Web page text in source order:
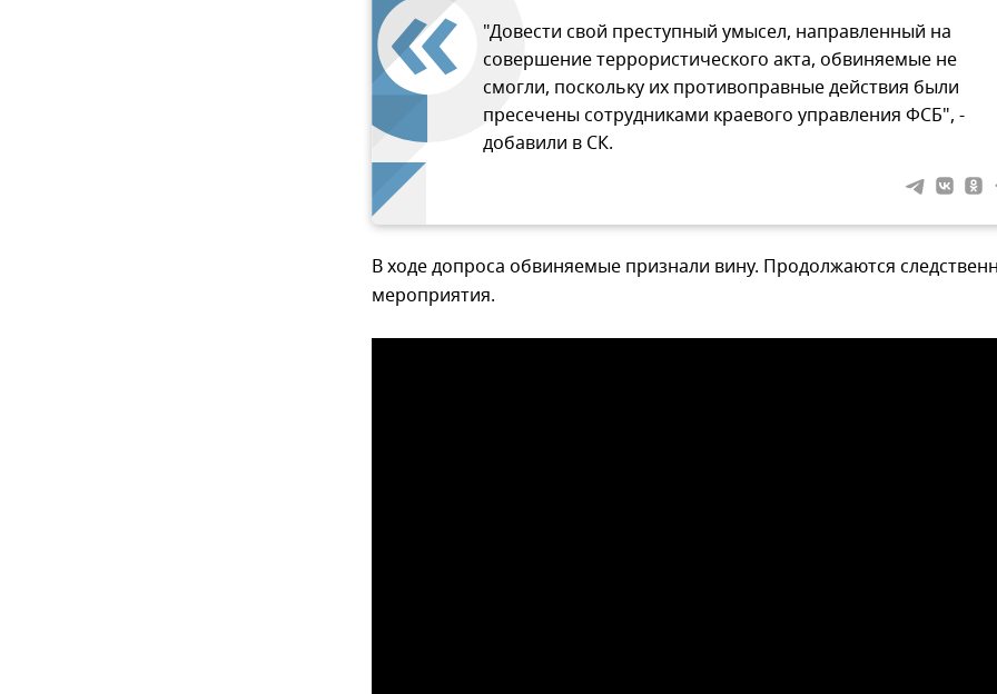
"Довести свой преступный умысел, направленный на
совершение террористического акта, обвиняемые не
смогли, поскольку их противоправные действия были
пресечены сотрудниками краевого управления ФСБ", -
добавили в СК.
В ходе допроса обвиняемые признали вину. Продолжаются
мероприятия.